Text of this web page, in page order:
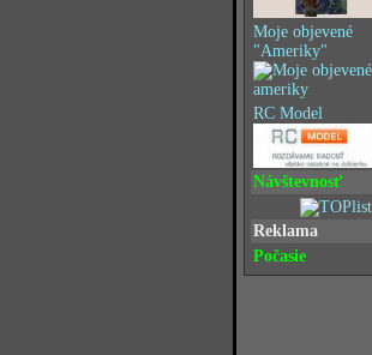
Moje objevené
"Ameriky"
RC Model
Návštevnosť
Reklama
Počasie